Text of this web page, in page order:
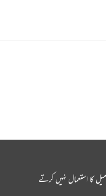
کا استعمال نہیں کرتے